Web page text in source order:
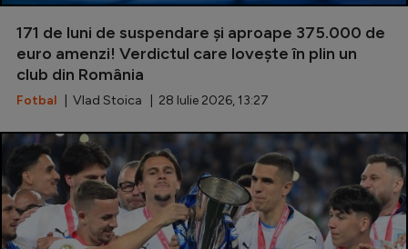
171 de luni de suspendare și aproape 375.000 de
euro amenzi! Verdictul care lovește în plin un
club din România
Fotbal | Vlad Stoica | 28 Iulie 2026, 13:27